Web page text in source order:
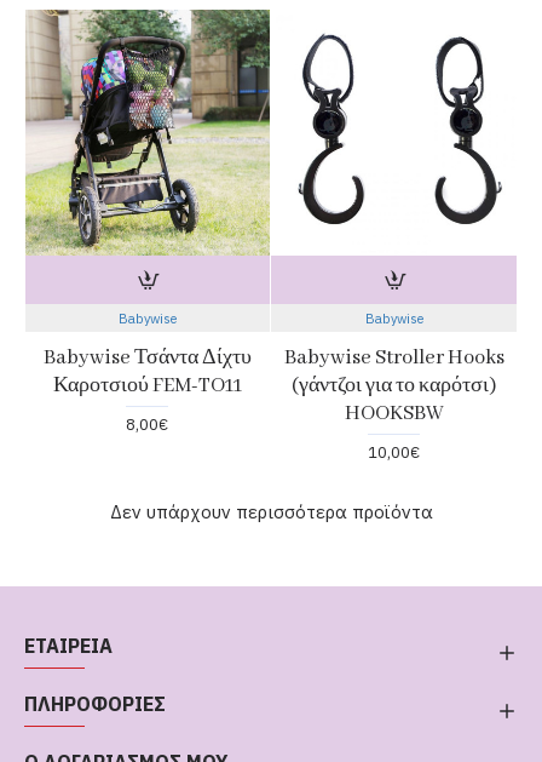
Babywise
Babywise Τσάντα Δίχτυ
Καροτσιού FEM-TO11
8,00€
Babywise
Babywise Stroller Hooks
(γάντζοι για το καρότσι)
HOOKSBW
10,00€
Δεν υπάρχουν περισσότερα προϊόντα
ΕΤΑΙΡΕΙΑ
ΠΛΗΡΟΦΟΡΙΕΣ